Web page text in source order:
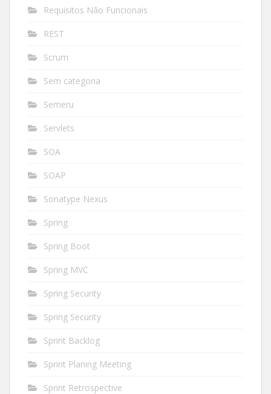
Requisitos Não Funcionais
REST
Scrum
Sem categoria
Semeru
Servlets
SOA
SOAP
Sonatype Nexus
Spring
Spring Boot
Spring MVC
Spring Security
Spring Security
Sprint Backlog
Sprint Planing Meeting
Sprint Retrospective